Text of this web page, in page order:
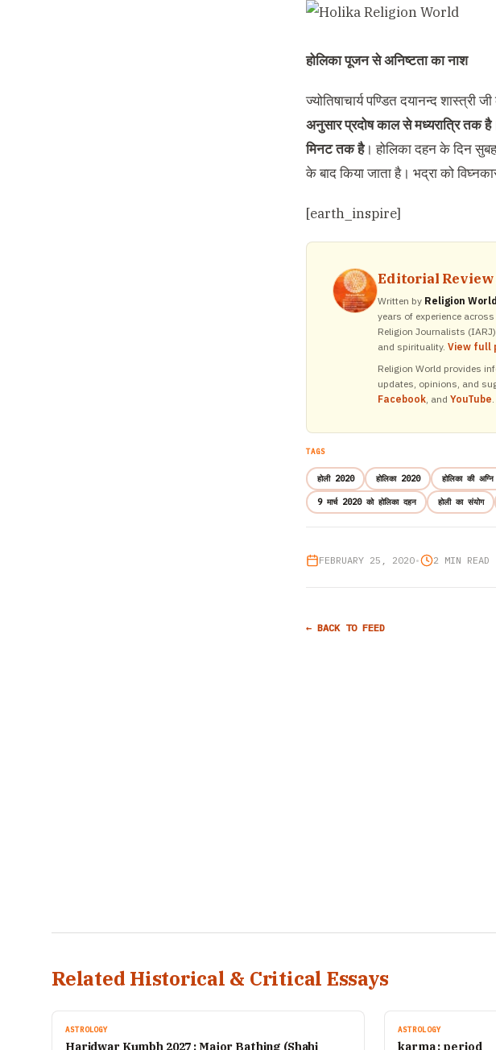
होलिका पूजन से अनिष्टता का नाश
ज्योतिषाचार्य पण्डित दयानन्द शास्त्री
अनुसार प्रदोष काल से मध्यरात्रि तक है
मिनट तक है। होलिका दहन के दिन
के बाद किया जाता है। भद्रा को
[earth_inspire]
Editorial Review
Written by Religion World
years of experience
Religion Journalists
and spirituality. View full
Religion World provides
updates, opinions, and
Facebook, and YouTube.
TAGS
होली 2020 होलिका 2020 होलिका की
9 मार्च 2020 को होलिका दहन होली का संयोग
FEBRUARY 25, 2020• 2 MIN READ
← BACK TO FEED
Related Historical & Critical Essays
ASTROLOGY
Haridwar Kumbh 2027 : Major Bathing (Shahi
ASTROLOGY
karma : period